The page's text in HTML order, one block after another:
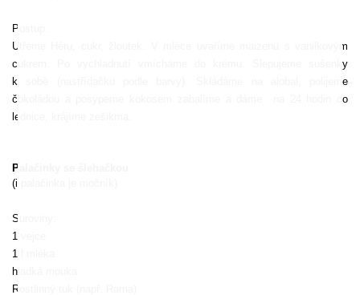
Postup:
Utřeme Héru, cukr, žloutek. V mléce uvaříme maizenu s vanilkovým
cukrem. Po vychladnutí vmícháme do krému. Slepujeme sušenky
k sobě (nastřídačku podle barvy). Skládáme na alobal, polijeme
čokoládou a posypeme kokosem zabalíme a dáme
na 24 hodin do
lednice, krájíme zešikma.
Palačinky se šlehačkou
(i palačinka je močník)
Suroviny:
1 vejce
1 l mléka
hladká mouka
Rostlinný tuk (např. Rama)